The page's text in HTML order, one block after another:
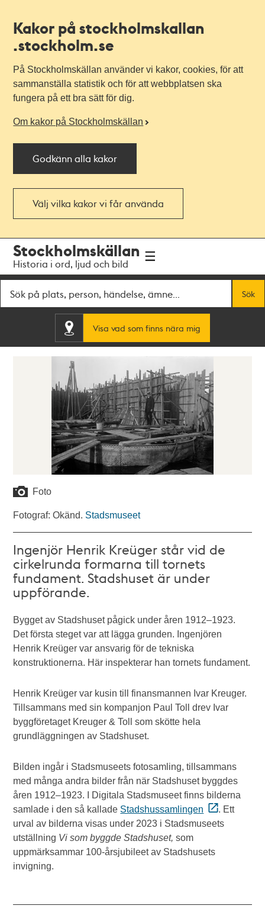
Kakor på stockholmskallan
.stockholm.se
På Stockholmskällan använder vi kakor, cookies, för att
sammanställa statistik och för att webbplatsen ska
fungera på ett bra sätt för dig.
Om kakor på Stockholmskällan
Godkänn alla kakor
Välj vilka kakor vi får använda
navigationen
huvudinnehållet
Stockholmskällan
Historia i ord, ljud och bild
Sök
Visa vad som finns nära mig
Foto
Fotograf: Okänd. Stadsmuseet
Ingenjör Henrik Kreüger står vid de
cirkelrunda formarna till tornets
fundament. Stadshuset är under
uppförande.
Bygget av Stadshuset pågick under åren 1912–1923.
Det första steget var att lägga grunden. Ingenjören
Henrik Kreüger var ansvarig för de tekniska
konstruktionerna. Här inspekterar han tornets fundament.
Henrik Kreüger var kusin till finansmannen Ivar Kreuger.
Tillsammans med sin kompanjon Paul Toll drev Ivar
byggföretaget Kreuger & Toll som skötte hela
grundläggningen av Stadshuset.
Bilden ingår i Stadsmuseets fotosamling, tillsammans
med många andra bilder från när Stadshuset byggdes
åren 1912–1923. I Digitala Stadsmuseet finns bilderna
samlade i den så kallade Stadshussamlingen
. Ett
urval av bilderna visas under 2023 i Stadsmuseets
utställning Vi som byggde Stadshuset,som
uppmärksammar 100-årsjubileet av Stadshusets
invigning.